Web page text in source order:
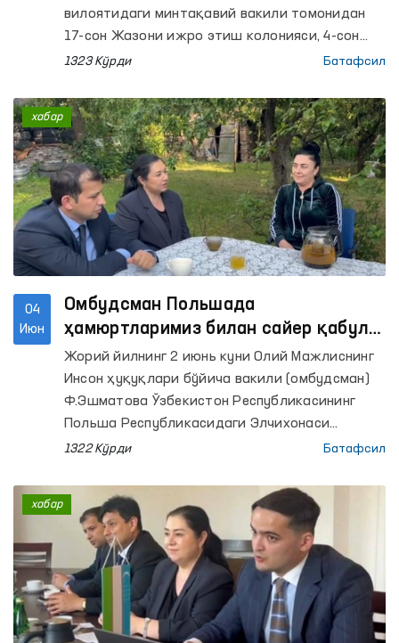
вилоятидаги минтақавий вакили томонидан
17-сон Жазони ижро этиш колонияси, 4-сон
Тергов ҳибсхонаси, Қоракўл тумани ИИБ
Эркаклар мурувват уйи ҳамда Республика
ихтисослаштирилган руҳий саломатлик
илмий-амалий тиббиёт марказининг
психиатрия хизмати бўйича Бухоро вилоят
филиалига мониторинг ташрифлари амалга
оширилди.
1323 Кўрди Батафсил
04
Июн
Омбудсман Польшада
ҳамюртларимиз билан сайер қабул
ўтказди
Жорий йилнинг 2 июнь куни Олий Мажлиснинг
Инсон ҳуқуқлари бўйича вакили (омбудсман)
Ф.Эшматова Ўзбекистон Республикасининг
Польша Республикасидаги Элчихонаси
вакиллари иштирокида Польшада вақтинча
Ўзбекистон фуқаролари билан жойига чиққан
ҳолда учрашилди.
1322 Кўрди Батафсил
хабар
хабар